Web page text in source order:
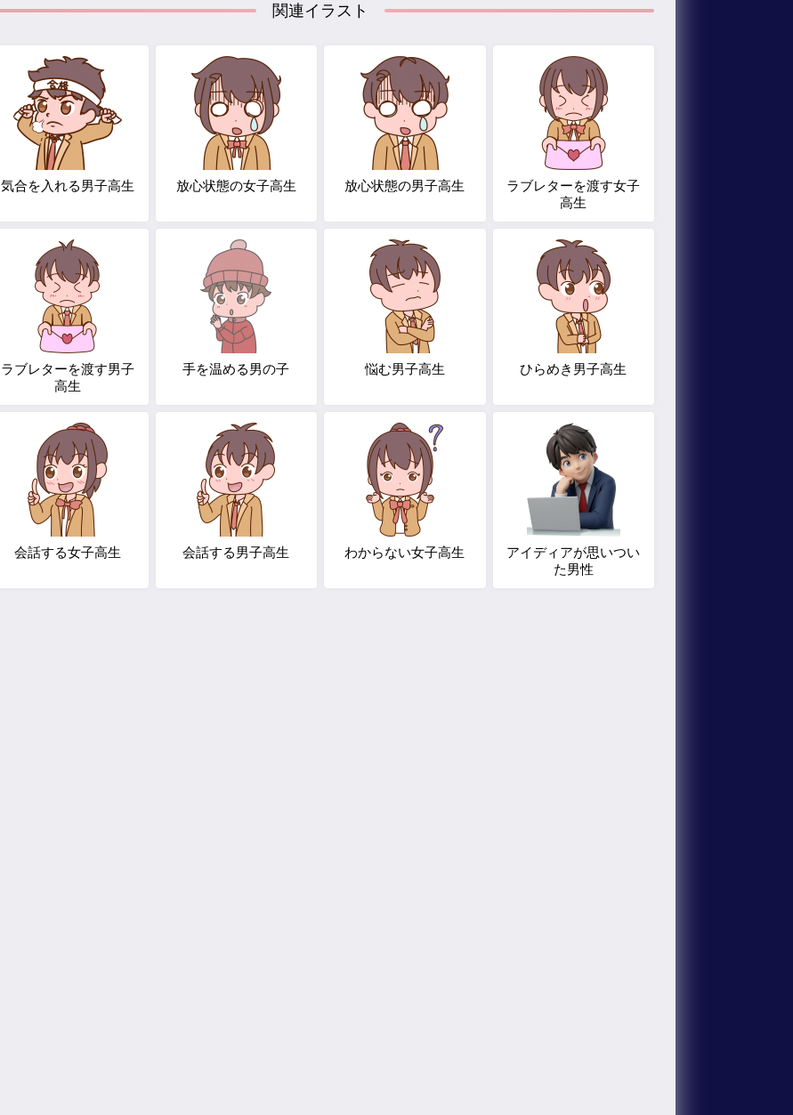
関連イラスト
気合を入れる男子高生 放心状態の女子高生 放心状態の男子高生
ラブレターを渡す女子
高生
ラブレターを渡す男子
高生
手を温める男の子 悩む男子高生 ひらめき男子高生
会話する女子高生 会話する男子高生 わからない女子高生
アイディアが思いつい
た男性